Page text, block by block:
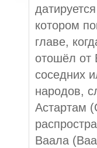
котором
главе,
отошёл от
соседних
народов,
Астартам
Ваала